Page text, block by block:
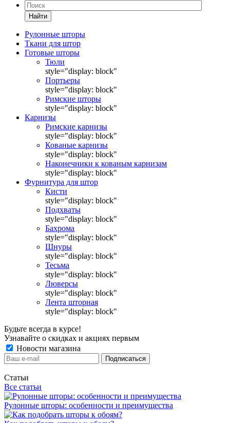
Найти
Рулонные шторы
Ткани для штор
Готовые шторы
Тюли
style="display: block"
Портьеры
style="display: block"
Римские шторы
style="display: block"
Карнизы
Римские карнизы
style="display: block"
Кованые карнизы
style="display: block"
Наконечники к кованым карнизам
style="display: block"
Фурнитура для штор
Кисти
style="display: block"
Подхваты
style="display: block"
Бахрома
style="display: block"
Шнуры
style="display: block"
Тесьма
style="display: block"
Люверсы
style="display: block"
Лента шторная
style="display: block"
Будьте всегда в курсе!
Узнавайте о скидках и акциях первым
Новости магазина
Статьи
Все статьи
Рулонные шторы: особенности и преимущества